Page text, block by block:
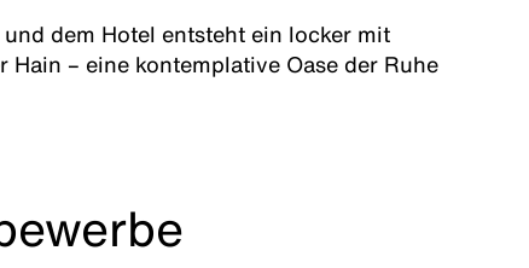
dem Hotel entsteht ein locker mit
– eine kontemplative Oase der Ruhe